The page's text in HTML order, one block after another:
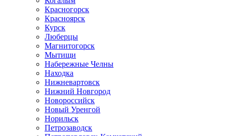
Красногорск
Красноярск
Курск
Люберцы
Магнитогорск
Мытищи
Набережные Челны
Находка
Нижневартовск
Нижний Новгород
Новороссийск
Новый Уренгой
Норильск
Петрозаводск